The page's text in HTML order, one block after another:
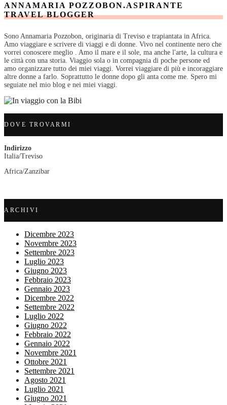
ANNAMARIA POZZOBON.ASPIRANTE
TRAVEL BLOGGER
Sono Annamaria Pozzobon, originaria di Treviso e trapiantata in Africa.
Amo viaggiare e scrivere di viaggi e di donne. Vivo nel continente nero che
vorrei conoscere meglio . Amo il mare e il sole, ma anche l'arte, la cultura e
le città con una storia. Viaggio sola o in compagnia di poche persone ed
amo organizzare tutto dei miei viaggi. Vorrei viaggiare di più e incoraggiare
altre donne a farlo. Soprattutto le donne dopo gli anta come me. Spero mi
seguiate nel mio blog e nei miei viaggi.
DOVE TROVARMI
Indirizzo
Italia/Treviso
Africa/Zanzibar
ARCHIVI
Dicembre 2023
Novembre 2023
Settembre 2023
Luglio 2023
Giugno 2023
Febbraio 2023
Gennaio 2023
Dicembre 2022
Settembre 2022
Luglio 2022
Giugno 2022
Febbraio 2022
Gennaio 2022
Novembre 2021
Ottobre 2021
Settembre 2021
Agosto 2021
Luglio 2021
Giugno 2021